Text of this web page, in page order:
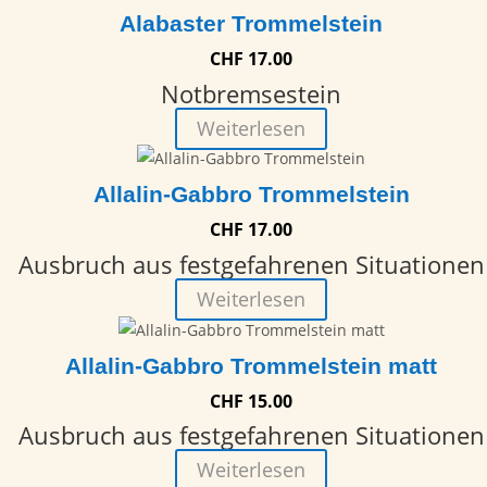
Alabaster Trommelstein
CHF 17.00
Notbremsestein
Weiterlesen
Allalin-Gabbro Trommelstein
CHF 17.00
Ausbruch aus festgefahrenen Situationen
Weiterlesen
Allalin-Gabbro Trommelstein matt
CHF 15.00
Ausbruch aus festgefahrenen Situationen
Weiterlesen